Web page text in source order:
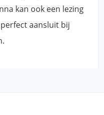
kan ook een lezing
aansluit bij